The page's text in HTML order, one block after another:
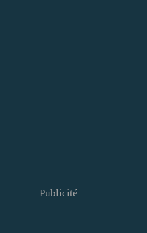
Publicité